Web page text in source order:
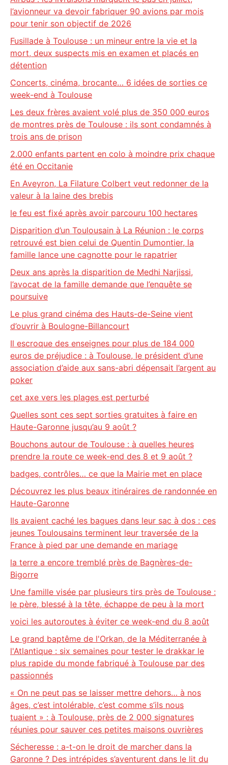
l’avionneur va devoir fabriquer 90 avions par mois
pour tenir son objectif de 2026
Fusillade à Toulouse : un mineur entre la vie et la
mort, deux suspects mis en examen et placés en
détention
Concerts, cinéma, brocante… 6 idées de sorties ce
week-end à Toulouse
Les deux frères avaient volé plus de 350 000 euros
de montres près de Toulouse : ils sont condamnés à
trois ans de prison
2.000 enfants partent en colo à moindre prix chaque
été en Occitanie
En Aveyron, La Filature Colbert veut redonner de la
valeur à la laine des brebis
le feu est fixé après avoir parcouru 100 hectares
Disparition d’un Toulousain à La Réunion : le corps
retrouvé est bien celui de Quentin Dumontier, la
famille lance une cagnotte pour le rapatrier
Deux ans après la disparition de Medhi Narjissi,
l’avocat de la famille demande que l’enquête se
poursuive
Le plus grand cinéma des Hauts-de-Seine vient
d’ouvrir à Boulogne-Billancourt
Il escroque des enseignes pour plus de 184 000
euros de préjudice : à Toulouse, le président d’une
association d’aide aux sans-abri dépensait l’argent au
poker
cet axe vers les plages est perturbé
Quelles sont ces sept sorties gratuites à faire en
Haute-Garonne jusqu’au 9 août ?
Bouchons autour de Toulouse : à quelles heures
prendre la route ce week-end des 8 et 9 août ?
badges, contrôles… ce que la Mairie met en place
Découvrez les plus beaux itinéraires de randonnée en
Haute-Garonne
Ils avaient caché les bagues dans leur sac à dos : ces
jeunes Toulousains terminent leur traversée de la
France à pied par une demande en mariage
la terre a encore tremblé près de Bagnères-de-
Bigorre
Une famille visée par plusieurs tirs près de Toulouse :
le père, blessé à la tête, échappe de peu à la mort
voici les autoroutes à éviter ce week-end du 8 août
Le grand baptême de l'Orkan, de la Méditerranée à
l'Atlantique : six semaines pour tester le drakkar le
plus rapide du monde fabriqué à Toulouse par des
passionnés
« On ne peut pas se laisser mettre dehors… à nos
âges, c’est intolérable, c’est comme s’ils nous
tuaient » : à Toulouse, près de 2 000 signatures
réunies pour sauver ces petites maisons ouvrières
Sécheresse : a-t-on le droit de marcher dans la
Garonne ? Des intrépides s’aventurent dans le lit du